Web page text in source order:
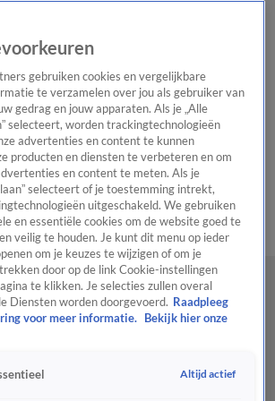
Regionieuws Het beste van Hart
Tip de
WeerTip de redactiePanelVideo's
gebruiken cookies en vergelijkbare
te verzamelen over jou als gebruiker van
gedrag en jouw apparaten. Als je „Alle
selecteert, worden trackingtechnologieën
advertenties en content te kunnen
producten en diensten te verbeteren en om
en content te meten. Als je
selecteert of je toestemming intrekt,
uitgeschakeld. We gebruiken
en essentiële cookies om de website goed te
veilig te houden. Je kunt dit menu op ieder
om je keuzes te wijzigen of om je
door op de link Cookie-instellingen
te klikken. Je selecties zullen overal
Diensten worden doorgevoerd. Raadpleeg
voor meer informatie.
Bekijk hier onze
Altijd actief